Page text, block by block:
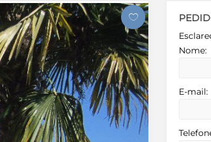
Nome:
E-mail: